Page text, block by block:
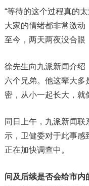
“等待的这个过程真的
大家的情绪都非常激动
至今，两天两夜没合眼
徐先生向九派新闻介绍
六个兄弟。他这辈大多
密，从小一起长大，就
同日上午，九派新闻
示，卫健委对于此事感
正在加快调查中。
问及后续是否会给市内